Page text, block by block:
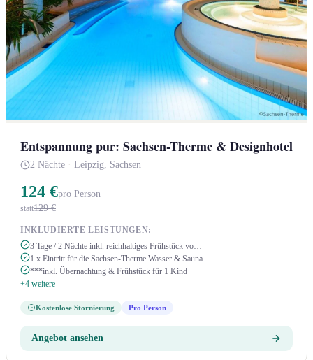
Entspannung pur: Sachsen-Therme & Designhotel
2 Nächte · Leipzig, Sachsen
124 €pro Person
statt129 €
INKLUDIERTE LEISTUNGEN:
3 Tage / 2 Nächte inkl. reichhaltiges Frühstück vo…
1 x Eintritt für die Sachsen-Therme Wasser & Sauna…
***inkl. Übernachtung & Frühstück für 1 Kind
+4 weitere
Kostenlose Stornierung Pro Person
Angebot ansehen